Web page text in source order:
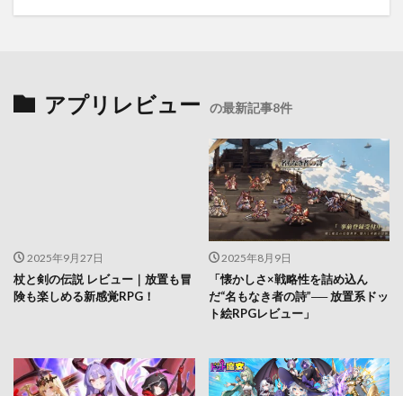
アプリレビュー の最新記事8件
2025年9月27日
杖と剣の伝説 レビュー｜放置も冒
険も楽しめる新感覚RPG！
2025年8月9日
「懐かしさ×戦略性を詰め込ん
だ“名もなき者の詩”── 放置系ドッ
ト絵RPGレビュー」